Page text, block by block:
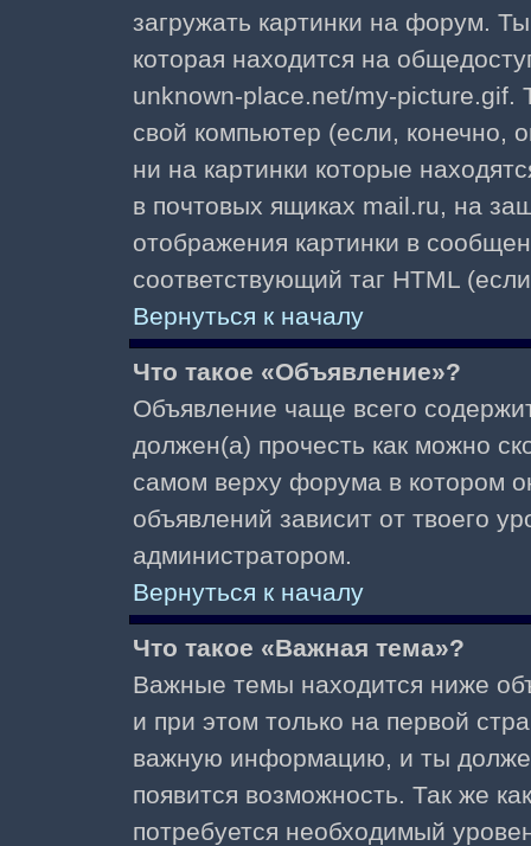
загружать картинки на форум.
которая находится на
unknown-place.net/my-picture.gif.
свой компьютер (если, конечно,
ни на картинки которые
в почтовых ящиках mail.ru, на
отображения картинки в
соответствующий таг HTML
Вернуться к началу
Что такое «Объявление»?
Объявление чаще всего
должен(а) прочесть как можно
самом верху форума в котором
объявлений зависит от твоего
администратором.
Вернуться к началу
Что такое «Важная тема»?
Важные темы находится ниже
и при этом только на первой
важную информацию, и ты
появится возможность. Так же
потребуется необходимый